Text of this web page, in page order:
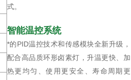
式。
智能温控系统
*的PID温控技术和传感模块全新升级，
配合高品质环形卤素灯，升温更快、加
热更均匀、使用更安全、寿命周期更